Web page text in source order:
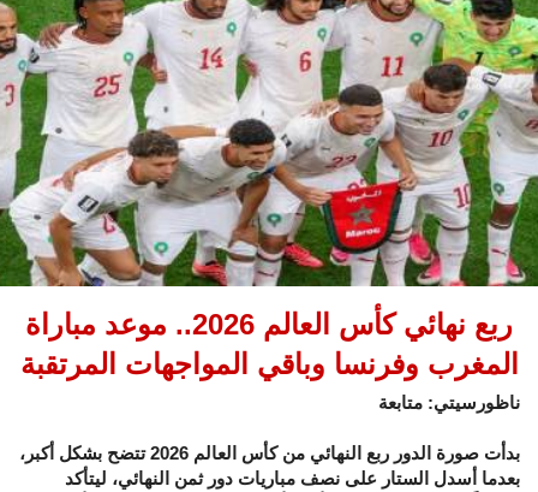
ربع نهائي كأس العالم 2026.. موعد مباراة
المغرب وفرنسا وباقي المواجهات المرتقبة
ناظورسيتي: متابعة
بدأت صورة الدور ربع النهائي من كأس العالم 2026 تتضح بشكل أكبر،
بعدما أسدل الستار على نصف مباريات دور ثمن النهائي، ليتأكد